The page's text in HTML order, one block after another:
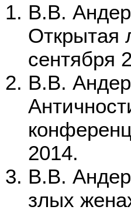
В.В.
Открытая
сентября
В.В.
2014.
В.В.
злых